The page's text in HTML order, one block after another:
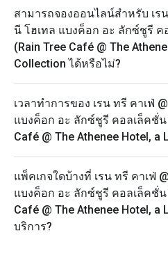
ซึ่งรังสรรค์โดยทีมเชฟมากฝีมือ
หลาย พร้อมตัวเลือกเพื่อสุขภาพ
สด ที่ให้แขกสามารถเลือกผักและ
อาหาร และแม้แต่โต๊ะที่นั่งประจ
ประทับใจ
ทีมครัวนำโดย เชฟบิ๊ก (Chef
ความหลงใหลในการทำอาหาร
ที่ร้านคึกคัก เชฟและทีมงานยังค
พิถีพิถัน นอกจากนี้ เชฟยังสามา
ความต้องการพิเศษ ของลูกค้า ไ
beverage packages or
All prices are in THB and are
service charges unless
special conditions.
our famous seafood grand
for hygiene and cleanliness
taking additional steps to
guests and associates.
Thai scallops, pasta station,
oysters, shrimp, clams,
สามารถจองออนไลน์สำหรับ เร
นี โฮเทล แบงค็อก อะ ลักซ์ชูรี ค
(Rain Tree Café @ The
Collection ได้หรือไม่?
เวลาทำการของ เรน ทรี คาเฟ่
แบงค็อก อะ ลักซ์ชูรี คอลเล็คชั่น
Café @ The Athenee Hotel, a
แพ็คเกจใดบ้างที่ เรน ทรี คาเฟ่
แบงค็อก อะ ลักซ์ชูรี คอลเล็คชั่น
Café @ The Athenee Hotel, a
บริการ?